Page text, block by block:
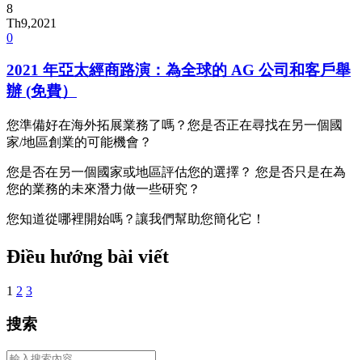
8
Th9,2021
0
2021 年亞太經商路演：為全球的 AG 公司和客戶舉
辦 (免費）
您準備好在海外拓展業務了嗎？您是否正在尋找在另一個國
家/地區創業的可能機會？
您是否在另一個國家或地區評估您的選擇？ 您是否只是在為
您的業務的未來潛力做一些研究？
您知道從哪裡開始嗎？讓我們幫助您簡化它！
Điều hướng bài viết
1 2 3
搜索